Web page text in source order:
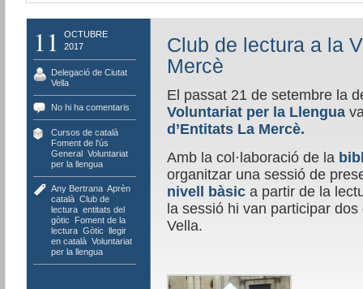
11
OCTUBRE
2017
Delegació de Ciutat
Vella
No hi ha comentaris
Cursos de català,
Foment de l'ús
General, Voluntariat
per la llengua
Any Bertrana, Aprèn
català, Club de
lectura, entitats del
gòtic
Foment de la
lectura, Gòtic llegir
en català, Voluntariat
per la llengua
Club de lectura a la
Mercè
El passat 21 de setembre la
Voluntariat per la Llengua
d’Entitats La Mercè.
Amb la col·laboració de la
organitzar una sessió de
nivell bàsica partir de la
la sessió hi van participar
Vella.